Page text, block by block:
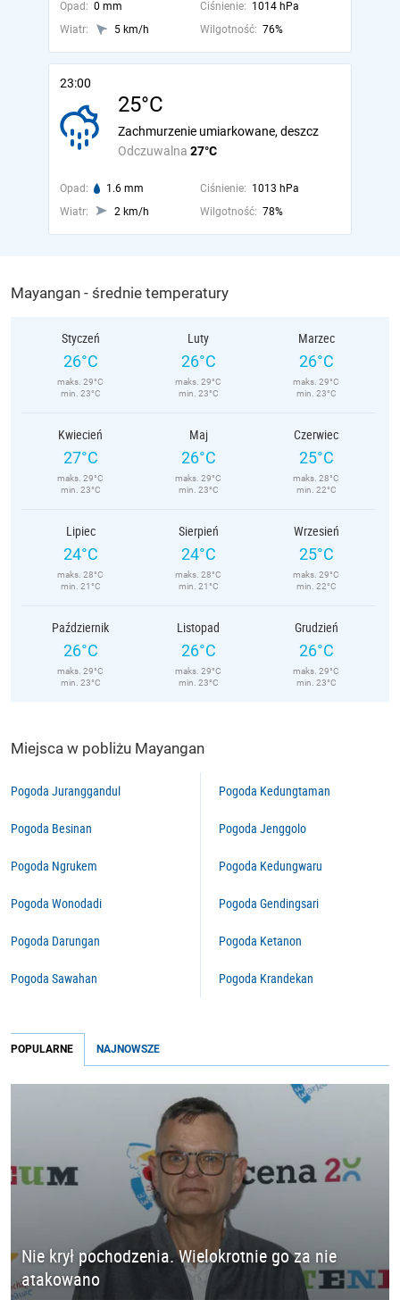
Opad: 0 mm Ciśnienie: 1014 hPa
Wiatr:
5 km/h Wilgotność: 76%
23:00
25°C
Odczuwalna 27°C
Zachmurzenie umiarkowane, deszcz
Opad: 1.6 mm Ciśnienie: 1013 hPa
Wiatr:
2 km/h Wilgotność: 78%
Mayangan - średnie temperatury
Styczeń
26°C
maks. 29°C
min. 23°C
Luty
26°C
maks. 29°C
min. 23°C
Marzec
26°C
maks. 29°C
min. 23°C
Kwiecień
27°C
maks. 29°C
min. 23°C
Maj
26°C
maks. 29°C
min. 23°C
Czerwiec
25°C
maks. 28°C
min. 22°C
Lipiec
24°C
maks. 28°C
min. 21°C
Sierpień
24°C
maks. 28°C
min. 21°C
Wrzesień
25°C
maks. 29°C
min. 22°C
Październik
26°C
maks. 29°C
min. 23°C
Listopad
26°C
maks. 29°C
min. 23°C
Grudzień
26°C
maks. 29°C
min. 23°C
Miejsca w pobliżu Mayangan
Pogoda Juranggandul
Pogoda Besinan
Pogoda Ngrukem
Pogoda Wonodadi
Pogoda Darungan
Pogoda Sawahan
Pogoda Kedungtaman
Pogoda Jenggolo
Pogoda Kedungwaru
Pogoda Gendingsari
Pogoda Ketanon
Pogoda Krandekan
POPULARNE NAJNOWSZE
Nie krył pochodzenia. Wielokrotnie go za nie
atakowano